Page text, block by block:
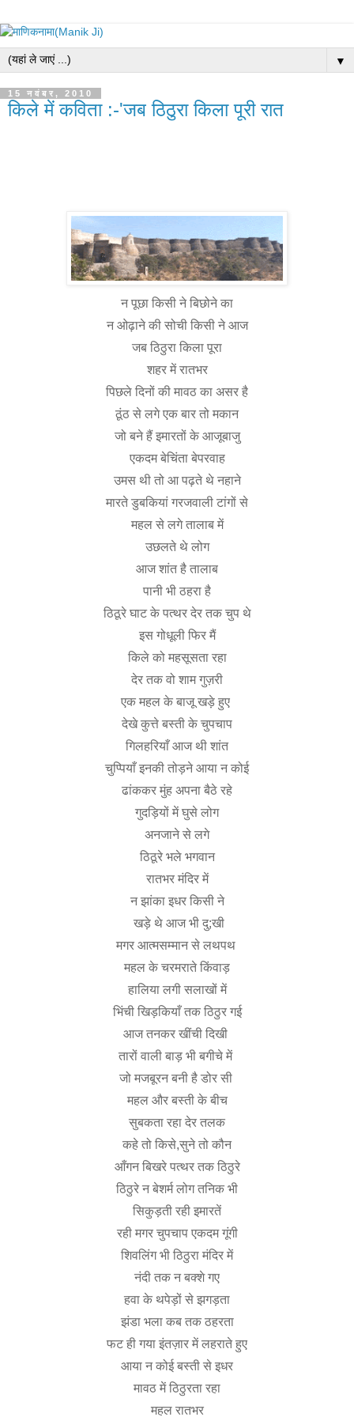
▼
15 नवंबर, 2010
किले में कविता :-'जब ठिठुरा किला पूरी रात
न पूछा किसी ने बिछोने का
न ओढ़ाने की सोची किसी ने आज
जब ठिठुरा किला पूरा
शहर में रातभर
पिछले दिनों की मावठ का असर है
ठूंठ से लगे एक बार तो मकान
जो बने हैं इमारतों के आजूबाजु
एकदम बेचिंता बेपरवाह
उमस थी तो आ पढ़ते थे नहाने
मारते डुबकियां गरजवाली टांगों से
महल से लगे तालाब में
उछलते थे लोग
आज शांत है तालाब
पानी भी ठहरा है
ठिठूरे घाट के पत्थर देर तक चुप थे
इस गोधूली फिर मैं
किले को महसूसता रहा
देर तक वो शाम गुज़री
एक महल के बाजू खड़े हुए
देखे कुत्ते बस्ती के चुपचाप
गिलहरियाँ आज थी शांत
चुप्पियाँ इनकी तोड़ने आया न कोई
ढांककर मुंह अपना बैठे रहे
गुदड़ियों में घुसे लोग
अनजाने से लगे
ठिठूरे भले भगवान
रातभर मंदिर में
न झांका इधर किसी ने
खड़े थे आज भी दु;खी
मगर आत्मसम्मान से लथपथ
महल के चरमराते किंवाड़
हालिया लगी सलाखों में
भिंची खिड़कियाँ तक ठिठुर गई
आज तनकर खींची दिखी
तारों वाली बाड़ भी बगीचे में
जो मजबूरन बनी है डोर सी
महल और बस्ती के बीच
सुबकता रहा देर तलक
कहे तो किसे,सुने तो कौन
आँगन बिखरे पत्थर तक ठिठुरे
ठिठुरे न बेशर्म लोग तनिक भी
सिकुड़ती रही इमारतें
रही मगर चुपचाप एकदम गूंगी
शिवलिंग भी ठिठुरा मंदिर में
नंदी तक न बक्शे गए
हवा के थपेड़ों से झगड़ता
झंडा भला कब तक ठहरता
फट ही गया इंतज़ार में लहराते हुए
आया न कोई बस्ती से इधर
मावठ में ठिठुरता रहा
महल रातभर